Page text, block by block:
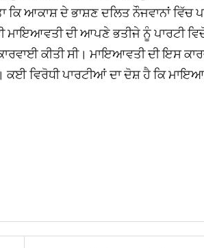
ਆਕਾਸ਼ ਦੇ ਭਾਸ਼ਣ ਦਲਿਤ ਨੌਜਵਾਨਾਂ ਵਿੱਚ
ਦੀ ਆਪਣੇ ਭਤੀਜੇ ਨੂੰ ਪਾਰਟੀ
ਕੀਤੀ ਸੀ। ਮਾਇਆਵਤੀ ਦੀ ਇਸ
ਵਿਰੋਧੀ ਪਾਰਟੀਆਂ ਦਾ ਦੋਸ਼ ਹੈ ਕਿ